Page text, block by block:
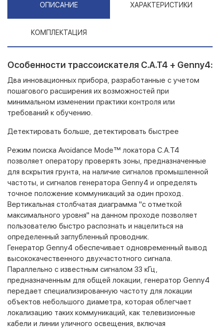
ОПИСАНИЕ ХАРАКТЕРИСТИКИ
КОМПЛЕКТАЦИЯ
Особенности трассоискателя C.A.T4 + Genny4:
Два инновационных прибора, разработанные с учетом
пошагового расширения их возможностей при
минимальном изменении практики контроля или
требований к обучению.
Детектировать больше, детектировать быстрее
Режим поиска Avoidance Mode™ локатора C.A.T4
позволяет оператору проверять зоны, предназначенные
для вскрытия грунта, на наличие сигналов промышленной
частоты, и сигналов генератора Genny4 и определять
точное положение коммуникаций за один проход.
Вертикальная столбчатая диаграмма "с отметкой
максимального уровня" на данном проходе позволяет
пользователю быстро распознать и нацелиться на
определенный заглубленный проводник.
Генератор Genny4 обеспечивает одновременный вывод
высококачественного двухчастотного сигнала.
Параллельно с известным сигналом 33 кГц,
предназначенным для общей локации, генератор Genny4
передает специализированную частоту для локации
объектов небольшого диаметра, которая облегчает
локализацию таких коммуникаций, как телевизионные
кабели и линии уличного освещения, включая